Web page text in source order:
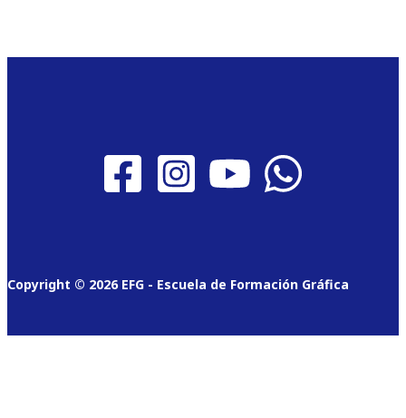
Copyright © 2026 EFG - Escuela de Formación Gráfica